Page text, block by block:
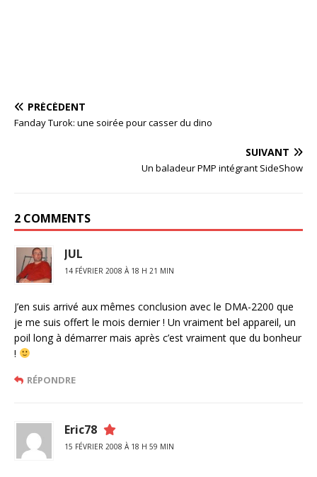
PRÉCÉDENT
Fanday Turok: une soirée pour casser du dino
SUIVANT
Un baladeur PMP intégrant SideShow
2 COMMENTS
JUL
14 FÉVRIER 2008 À 18 H 21 MIN
J’en suis arrivé aux mêmes conclusion avec le DMA-2200 que
je me suis offert le mois dernier ! Un vraiment bel appareil, un
poil long à démarrer mais après c’est vraiment que du bonheur
!
RÉPONDRE
Eric78
15 FÉVRIER 2008 À 18 H 59 MIN